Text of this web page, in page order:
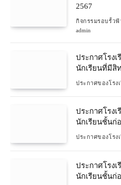
2567
กิจกรรมรอบรั้วฟ้
admin
ประกาศโรง
นักเรียนที่มีสิ
พร้อมเข้าเรี
ประกาศของโรง
ประกาศโรงเรียนอ
นักเรียนชั้นก่
ประกาศของโรง
ประกาศโรงเ
นักเรียนชั้นก่